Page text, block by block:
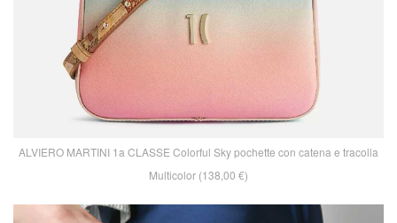
ALVIERO MARTINI 1a CLASSE Colorful Sky pochette con catena e tracolla
Multicolor (138,00 €)